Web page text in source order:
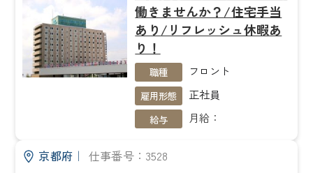
働きませんか？/住宅手当
あり/リフレッシュ休暇あ
り！
職種 フロント
雇用形態 正社員
給与 月給：
京都府｜ 仕事番号：3528